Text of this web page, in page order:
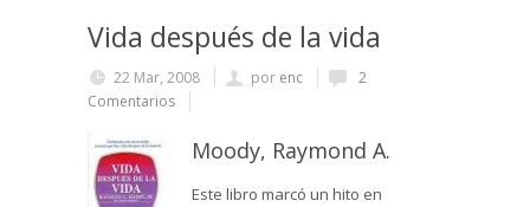
Vida después de la vida
22 Mar, 2008 por enc
2
Comentarios
Moody, Raymond A.
Este libro marcó un hito en